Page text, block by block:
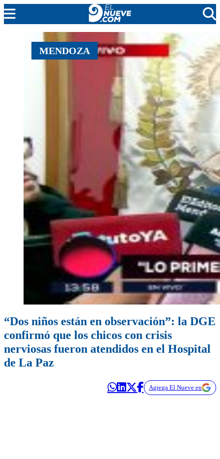
MENDOZA
CADA DÍA
EN VIVO
MENDOZA
“Dos niños están en observación”: la DGE
confirmó que los chicos con crisis
nerviosas fueron atendidos en el Hospital
de La Paz
Agrega El Nueve en